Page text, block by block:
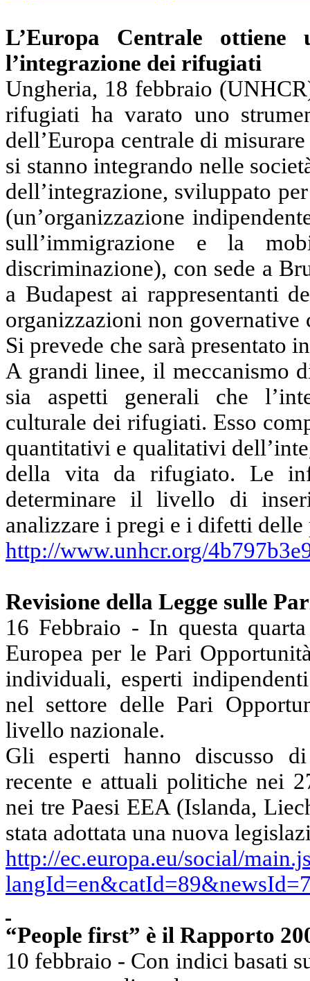
L’Europa Centrale
l’integrazione dei rifugiati
Ungheria, 18 febbraio
rifugiati ha varato uno
dell’Europa centrale di
si stanno integrando nelle
dell’integrazione, sviluppato
(un’organizzazione
sull’immigrazione e la
discriminazione), con sede a
a Budapest ai rappresentanti
organizzazioni non governative
Si prevede che sarà presentato
A grandi linee, il meccanismo
sia aspetti generali che
culturale dei rifugiati. Esso
quantitativi e qualitativi
della vita da rifugiato. Le
determinare il livello di
analizzare i pregi e i difetti
http://www.unhcr.org/
Revisione della Legge sulle
16 Febbraio - In questa
Europea per le Pari
individuali, esperti
nel settore delle Pari
livello nazionale.
Gli esperti hanno discusso
recente e attuali politiche nei
nei tre Paesi EEA (Islanda,
stata adottata una nuova
http://ec.europa.eu/social/
“People first” è il Rapporto
10 febbraio - Con indici basati